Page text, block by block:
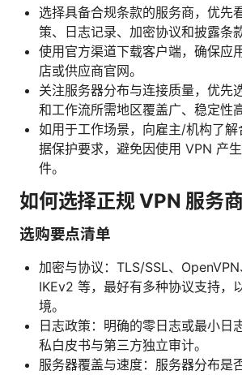
选择具备合规条款的服务商，优先
策、日志记录、加密协议和披露条款
使用官方渠道下载客户端，确保应
店或供应商官网。
关注服务器分布与连接质量，优先
和工作流所需地区覆盖广、稳定性
如用于工作场景，向雇主/机构了
据保护要求，避免因使用 VPN 产
件。
如何选择正规 VPN 服务商
选购要点清单
加密与协议：TLS/SSL、OpenVPN
IKEv2 等，最好有多种协议支持，
境。
日志政策：明确的零日志或最小日
私白皮书与第三方独立审计。
服务器覆盖与速度：服务器分布是